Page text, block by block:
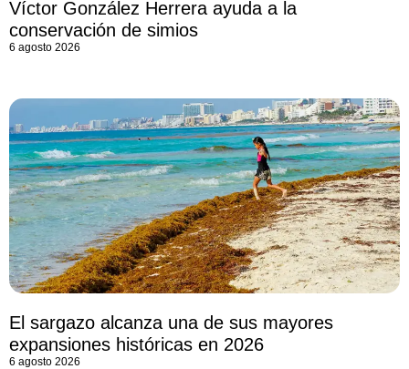
Víctor González Herrera ayuda a la
conservación de simios
6 agosto 2026
El sargazo alcanza una de sus mayores
expansiones históricas en 2026
6 agosto 2026